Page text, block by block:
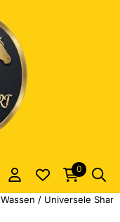
0
Wassen / Universele